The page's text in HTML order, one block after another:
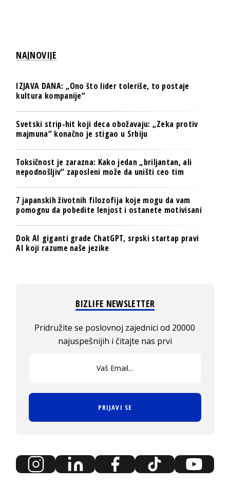
NAJNOVIJE
IZJAVA DANA: „Ono što lider toleriše, to postaje
kultura kompanije“
Svetski strip-hit koji deca obožavaju: „Zeka protiv
majmuna“ konačno je stigao u Srbiju
Toksičnost je zarazna: Kako jedan „briljantan, ali
nepodnošljiv“ zaposleni može da uništi ceo tim
7 japanskih životnih filozofija koje mogu da vam
pomognu da pobedite lenjost i ostanete motivisani
Dok AI giganti grade ChatGPT, srpski startap pravi
AI koji razume naše jezike
BIZLIFE NEWSLETTER
Pridružite se poslovnoj zajednici od 20000
najuspešnijih i čitajte nas prvi
PRIJAVI SE